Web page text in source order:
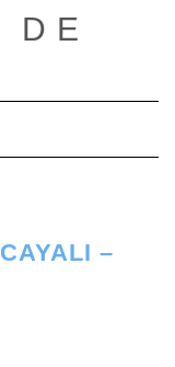
DE
de navegación
–